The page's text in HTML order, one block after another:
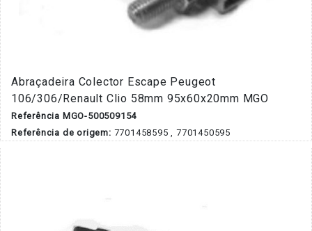
Abraçadeira Colector Escape Peugeot
106/306/Renault Clio 58mm 95x60x20mm MGO
Referência MGO-500509154
Referência de origem: 7701458595 , 7701450595